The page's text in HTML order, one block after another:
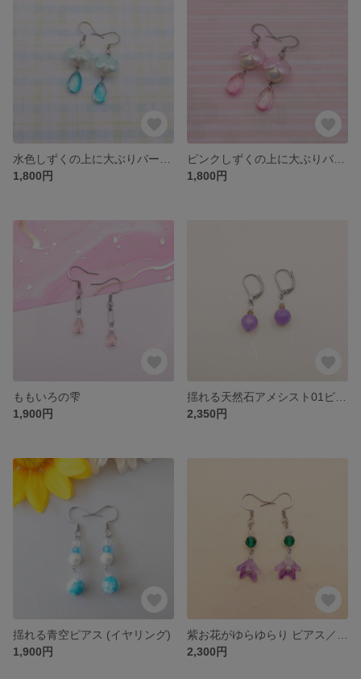
1,800円
1,800円
ももいろの雫
1,900円
2,350円
揺れる青空ピアス (イヤリング)
1,900円
2,300円